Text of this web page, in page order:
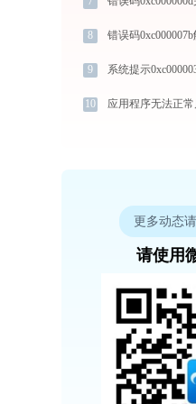
8 错误码
9 系统提示
10 应用程序无法正常
更多动态
请使用